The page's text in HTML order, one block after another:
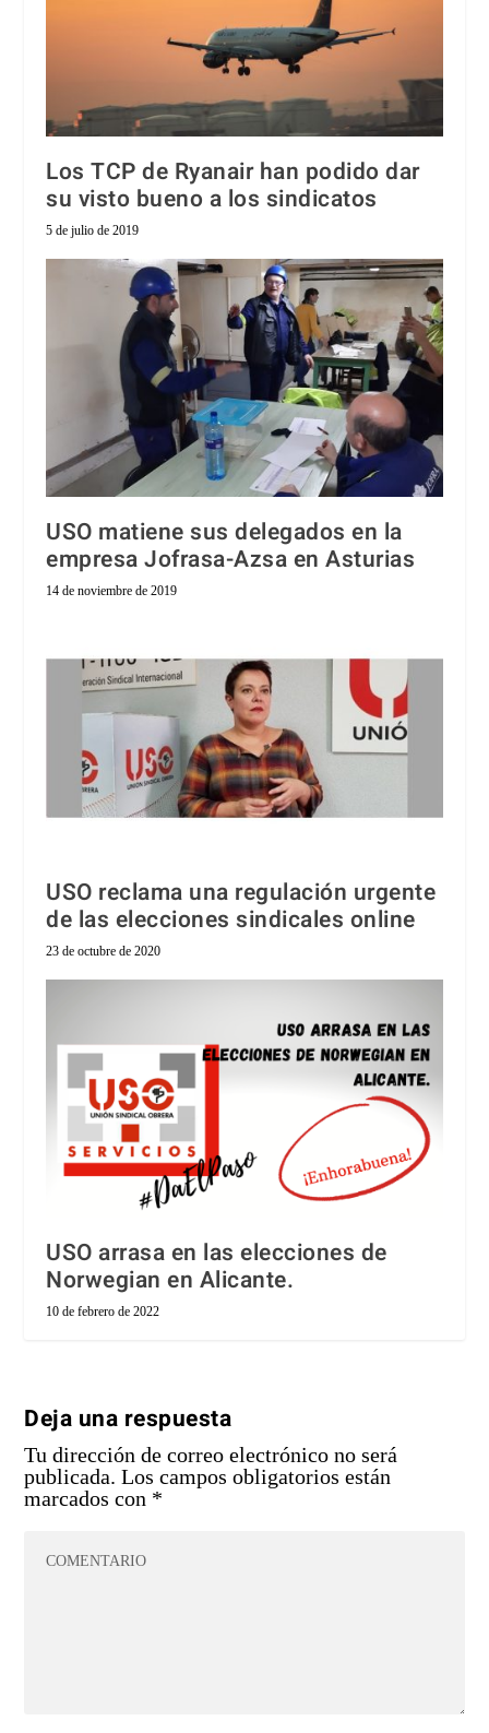
Los TCP de Ryanair han podido dar
su visto bueno a los sindicatos
5 de julio de 2019
USO matiene sus delegados en la
empresa Jofrasa-Azsa en Asturias
14 de noviembre de 2019
USO reclama una regulación urgente
de las elecciones sindicales online
23 de octubre de 2020
USO arrasa en las elecciones de
Norwegian en Alicante.
10 de febrero de 2022
Deja una respuesta
Tu dirección de correo electrónico no será
publicada. Los campos obligatorios están
marcados con *